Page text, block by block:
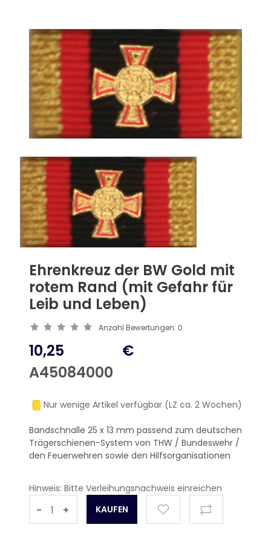
Ehrenkreuz der BW Gold mit
rotem Rand (mit Gefahr für
Leib und Leben)
Anzahl Bewertungen: 0
10,25
A45084000
€
Nur wenige Artikel verfügbar (LZ ca. 2 Wochen)
Bandschnalle 25 x 13 mm passend zum deutschen
Trägerschienen-System von THW / Bundeswehr /
den Feuerwehren sowie den Hilfsorganisationen
Hinweis: Bitte Verleihungsnachweis einreichen
- +